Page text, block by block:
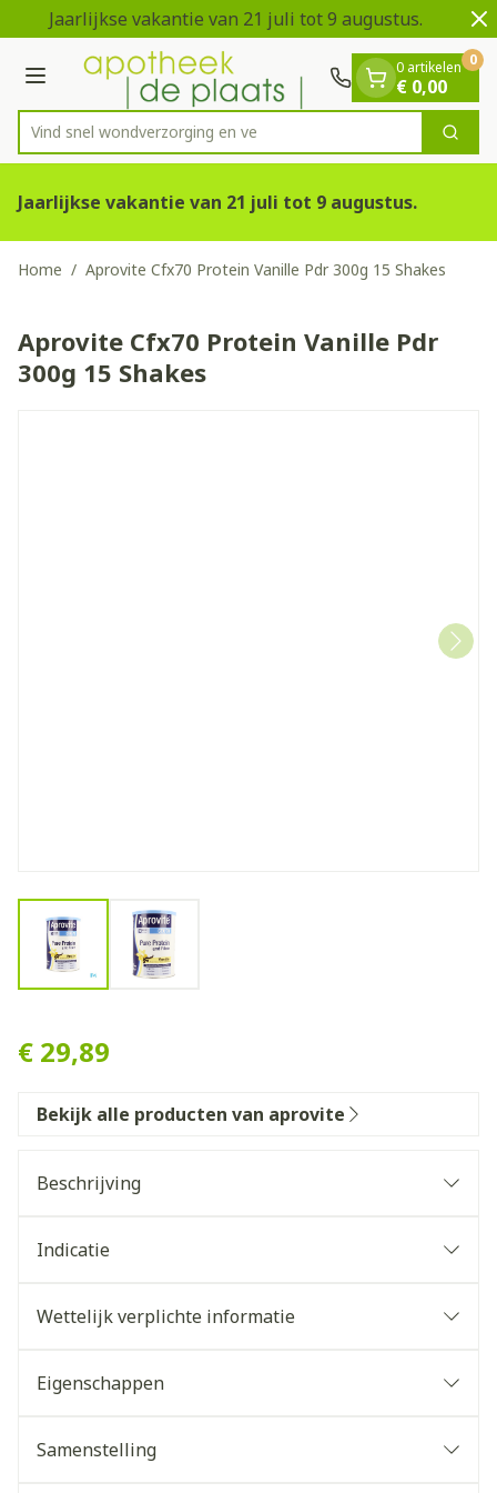
Ga naar de inhoud
1 van 2
Jaarlijkse vakantie van 21 juli tot 9 augustus.
Menu
Product, merk, categorie...
Vind snel wondverzorg Zoek
0 artikelen
€ 0,00
0
Jaarlijkse vakantie van 21 juli tot 9 augustus.
Home / Aprovite Cfx70 Protein Vanille Pdr 300g 15 Shakes
Aprovite Cfx70 Protein Vanille Pdr
300g 15 Shakes
View larger imageView larger image
€ 29,89
Bekijk alle producten van aprovite
Beschrijving
Indicatie
Wettelijk verplichte informatie
Eigenschappen
Rijk aan natuurlijke vezels (min. 7-12%).
Samenstelling